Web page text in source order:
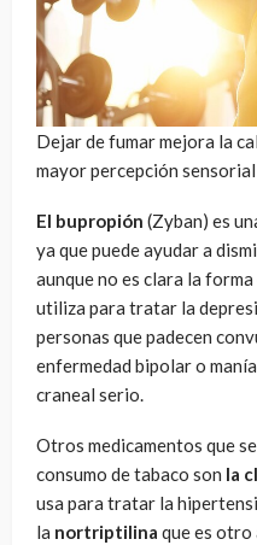
Dejar de fumar mejora la
mayor percepción
El bupropión (Zyban) es
ya que puede ayudar a
aunque no es clara la forma
utiliza para tratar la
personas que padecen
enfermedad bipolar o
craneal serio.
Otros medicamentos que
consumo de tabaco son la
usa para tratar la
la nortriptilina que es otro